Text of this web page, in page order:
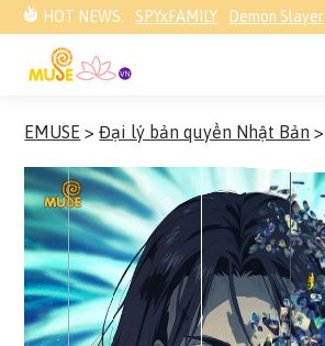
HOT NEWS: SPYxFAMILY Demon Slayer
EMUSE >Đại lý bản quyền Nhật Bản >